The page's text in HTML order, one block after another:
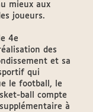
mieux aux
joueurs.
4e
des
et sa
qui
le football, le
ball compte
à